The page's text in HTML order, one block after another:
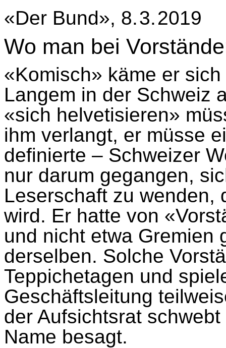
«Der Bund», 8. 3. 2019
Wo man bei
«Komisch» käme er
Langem in der Schweiz
«sich helvetisieren»
ihm verlangt, er müsse
definierte – Schweizer
nur darum gegangen,
Leserschaft zu wenden,
wird. Er hatte von
und nicht etwa Gremien
derselben. Solche
Teppichetagen und
Geschäftsleitung
der Aufsichtsrat
Name besagt.